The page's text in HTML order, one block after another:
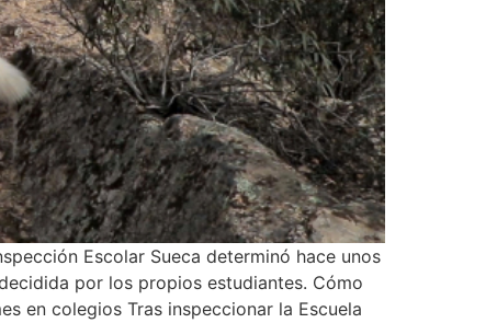
Escolar Sueca determinó hace unos
por los propios estudiantes. Cómo
en colegios Tras inspeccionar la Escuela